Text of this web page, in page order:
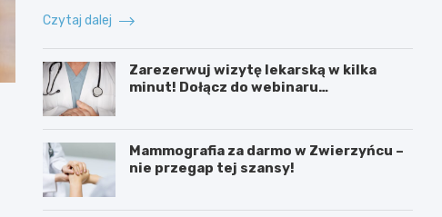
Czytaj dalej
Zarezerwuj wizytę lekarską w kilka
minut! Dołącz do webinaru
Mammografia za darmo w Zwierzyńcu –
nie przegap tej szansy!